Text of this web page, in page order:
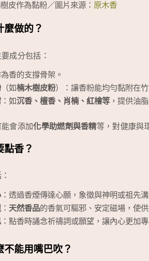
皮作為黏粉／圖片來源： 原木香
麼做的？
成分包括：
香的支撐骨架。
（如楠木樹皮粉）：讓香粉能均勻黏附在
：如沉香、檀香、肖楠、紅檜等，提供油
會添加化學助燃劑與香精等，對健康與
點香？
：透過香煙傳達心願，象徵與神明或祖先
： 天然香品的香氣可驅邪、安定磁場，使
：點香時誦念祈禱詞或願望，讓內心更加
不能用嘴巴吹？